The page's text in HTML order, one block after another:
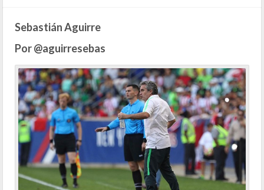
Sebastián Aguirre
Por @aguirresebas